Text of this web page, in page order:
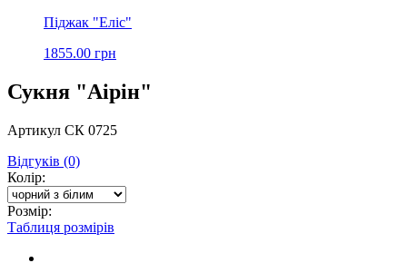
Піджак "Еліс"
1855.00 грн
Сукня "Аірін"
Артикул СК 0725
Відгуків (0)
Колір:
Розмір:
Таблиця розмірів